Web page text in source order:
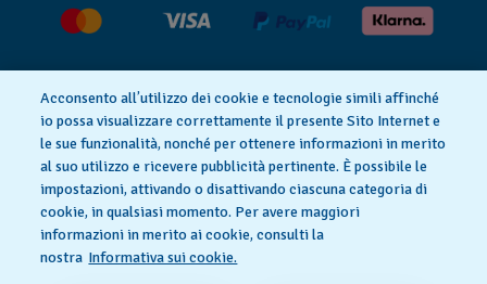
Condizioni di vendita
Diritto di recesso
Informativa sulla privacy Cookies
Condizioni di utilizzo Informazioni legali
Acconsento all’utilizzo dei cookie e tecnologie simili affinché
io possa visualizzare correttamente il presente Sito Internet e
le sue funzionalità, nonché per ottenere informazioni in merito
al suo utilizzo e ricevere pubblicità pertinente. È possibile le
impostazioni, attivando o disattivando ciascuna categoria di
cookie, in qualsiasi momento. Per avere maggiori
informazioni in merito ai cookie, consulti la
nostra Informativa sui cookie.